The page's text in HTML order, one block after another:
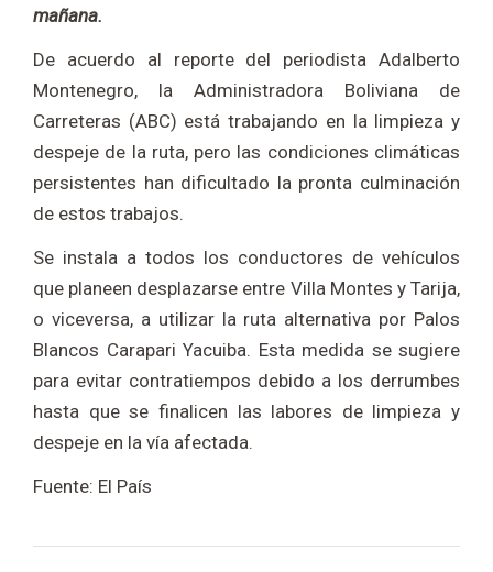
mañana.
De acuerdo al reporte del periodista Adalberto
Montenegro, la Administradora Boliviana de
Carreteras (ABC) está trabajando en la limpieza y
despeje de la ruta, pero las condiciones climáticas
persistentes han dificultado la pronta culminación
de estos trabajos.
Se instala a todos los conductores de vehículos
que planeen desplazarse entre Villa Montes y Tarija,
o viceversa, a utilizar la ruta alternativa por Palos
Blancos Carapari Yacuiba. Esta medida se sugiere
para evitar contratiempos debido a los derrumbes
hasta que se finalicen las labores de limpieza y
despeje en la vía afectada.
Fuente: El País